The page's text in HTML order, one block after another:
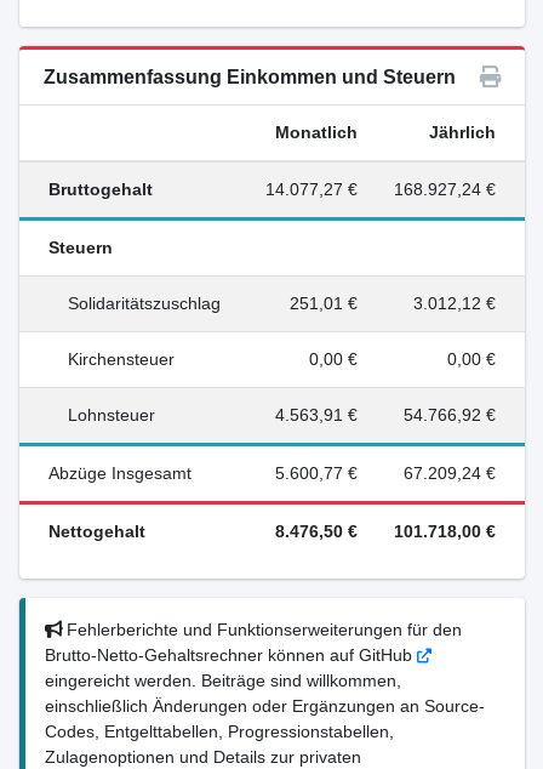
Zusammenfassung Einkommen und Steuern
Monatlich Jährlich
Bruttogehalt 14.077,27 € 168.927,24 €
Steuern
Solidaritätszuschlag 251,01 € 3.012,12 €
Kirchensteuer 0,00 € 0,00 €
Lohnsteuer 4.563,91 € 54.766,92 €
Abzüge Insgesamt 5.600,77 € 67.209,24 €
Nettogehalt 8.476,50 € 101.718,00 €
Fehlerberichte und Funktionserweiterungen für den
Brutto-Netto-Gehaltsrechner können auf GitHub
eingereicht werden. Beiträge sind willkommen,
einschließlich Änderungen oder Ergänzungen an Source-
Codes, Entgelttabellen, Progressionstabellen,
Zulagenoptionen und Details zur privaten